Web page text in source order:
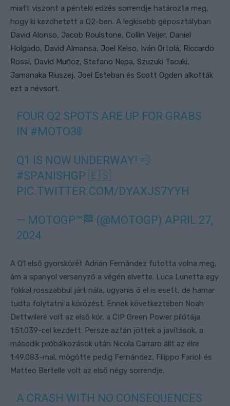
miatt viszont a pénteki edzés sorrendje határozta meg,
hogy ki kezdhetett a Q2-ben. A legkisebb géposztályban
David Alonso, Jacob Roulstone, Collin Veijer, Daniel
Holgado, David Almansa, Joel Kelso, Iván Ortolá, Riccardo
Rossi, David Muñoz, Stefano Nepa, Szuzuki Tacuki,
Jamanaka Riuszej, Joel Esteban és Scott Ogden alkották
ezt a névsort.
FOUR Q2 SPOTS ARE UP FOR GRABS
IN #MOTO3🚦
Q1 IS NOW UNDERWAY! 💨
#SPANISHGP 🇪🇸
PIC.TWITTER.COM/DYAXJS7YYH
— MOTOGP™🏁 (@MOTOGP) APRIL 27,
2024
A Q1 első gyorskörét Adrián Fernández futotta volna meg,
ám a spanyol versenyző a végén elvette. Luca Lunetta egy
fokkal rosszabbul járt nála, ugyanis ő el is esett, de hamar
tudta folytatni a körözést. Ennek következtében Noah
Dettwileré volt az első kör, a CIP Green Power pilótája
1:51.039-cel kezdett. Persze aztán jöttek a javítások, a
második próbálkozások után Nicola Carraro állt az élre
1:49.083-mal, mögötte pedig Fernández, Filippo Farioli és
Matteo Bertelle volt az első négy sorrendje.
A CRASH WITH NO CONSEQUENCES